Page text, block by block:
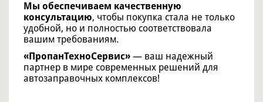
Мы обеспечиваем качественную
консультацию, чтобы покупка стала не только
удобной, но и полностью соответствовала
вашим требованиям.
«ПропанТехноСервис» — ваш надежный
партнер в мире современных решений для
автозаправочных комплексов!